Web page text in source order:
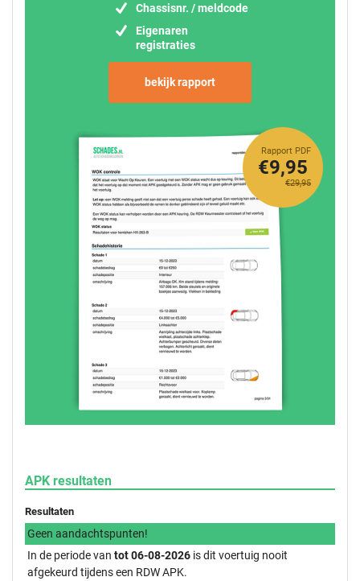
Chassisnr. / meldcode
Eigenaren
registraties
bekijk rapport
Rapport PDF
€29,95
€9,95
APK resultaten
Resultaten
Geen aandachtspunten!
In de periode van tot 06-08-2026 is dit voertuig nooit
afgekeurd tijdens een RDW APK.